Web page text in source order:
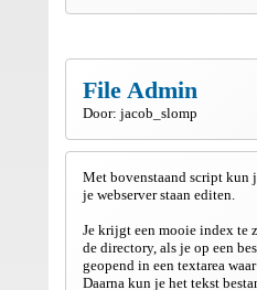
File Admin
Door: jacob_slomp
Met bovenstaand script kun
je webserver staan editen.
Je krijgt een mooie index te
de directory, als je op een
geopend in een textarea
Daarna kun je het tekst